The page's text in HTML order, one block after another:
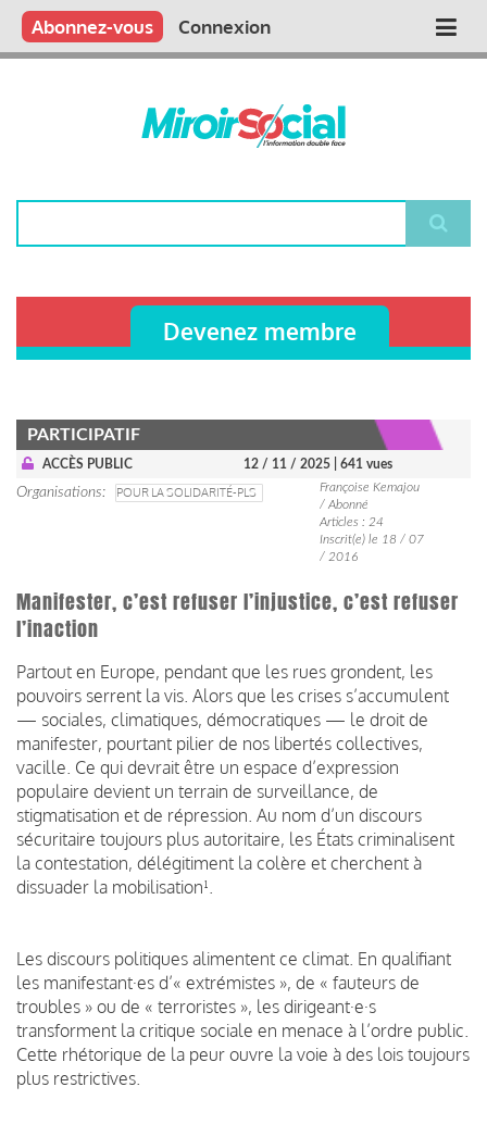
Aller
contenu
Main
Qui sommes nous ?
Vous publiez
Nous publions
Contactez-nous
Abonnez-vous Connexion
Devenez membre
PARTICIPATIF
ACCÈS PUBLIC 12 / 11 / 2025 | 641 vues
Organisations POUR LA SOLIDARITÉ-PLS
Françoise Kemajou
/ Abonné
Articles : 24
Inscrit(e) le 18 / 07
/ 2016
Manifester, c’est refuser l’injustice, c’est refuser
l’inaction
Partout en Europe, pendant que les rues grondent, les
pouvoirs serrent la vis. Alors que les crises s’accumulent
— sociales, climatiques, démocratiques — le droit de
manifester, pourtant pilier de nos libertés collectives,
vacille. Ce qui devrait être un espace d’expression
populaire devient un terrain de surveillance, de
stigmatisation et de répression. Au nom d’un discours
sécuritaire toujours plus autoritaire, les États criminalisent
la contestation, délégitiment la colère et cherchent à
dissuader la mobilisation¹.
Les discours politiques alimentent ce climat. En qualifiant
les manifestant·es d’« extrémistes », de « fauteurs de
troubles » ou de « terroristes », les dirigeant·e·s
transforment la critique sociale en menace à l’ordre public.
Cette rhétorique de la peur ouvre la voie à des lois toujours
plus restrictives.